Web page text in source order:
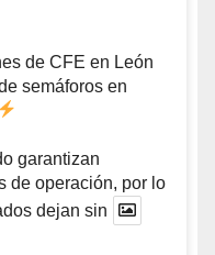
de CFE en León
semáforos en
garantizan
de operación, por lo
dejan sin